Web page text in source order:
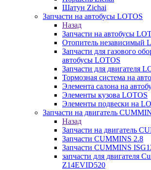
Шатун Zichai
Запчасти на автобусы LOTOS
Назад
Запчасти на автобусы
Отопитель независимый
Запчасти для газового
автобусы LOTOS
Запчасти для двигателя
Тормозная система на
Элемента салона на
Элементы кузова LOTOS
Элементы подвески на
Запчасти на двигатель
Назад
Запчасти на двигатель
Запчасти CUMMINS 2.8
Запчасти CUMMINS
запчасти для двигателя
Z14EVID520